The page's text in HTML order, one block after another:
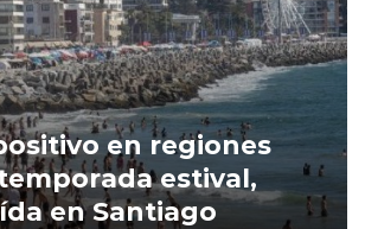
en regiones
estival,
en Santiago